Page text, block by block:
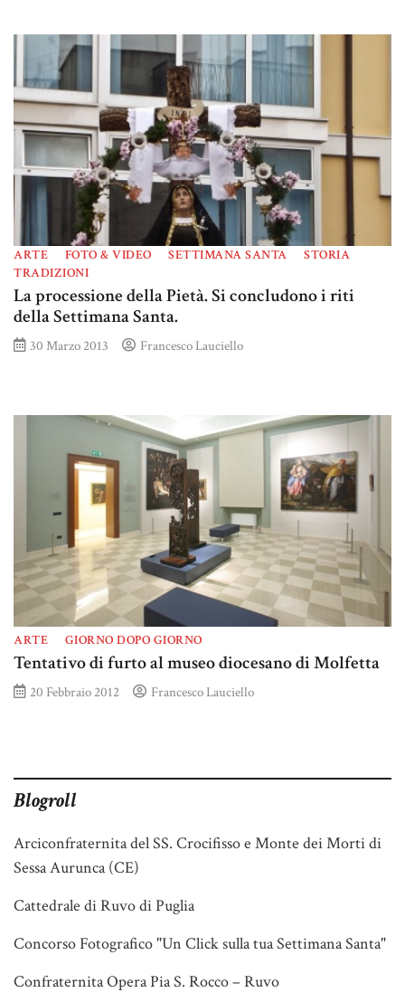
ARTE FOTO & VIDEO SETTIMANA SANTA
STORIA
TRADIZIONI
La processione della Pietà. Si concludono i riti
della Settimana Santa.
30 Marzo 2013 Francesco Lauciello
ARTE GIORNO DOPO GIORNO
Tentativo di furto al museo diocesano di Molfetta
20 Febbraio 2012 Francesco Lauciello
Blogroll
Arciconfraternita del SS. Crocifisso e Monte dei Morti di
Sessa Aurunca (CE)
Cattedrale di Ruvo di Puglia
Concorso Fotografico "Un Click sulla tua Settimana Santa"
Confraternita Opera Pia S. Rocco – Ruvo